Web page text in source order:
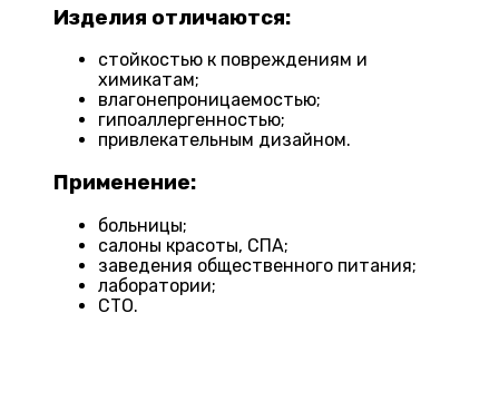
Изделия отличаются:
стойкостью к повреждениям и
химикатам;
влагонепроницаемостью;
гипоаллергенностью;
привлекательным дизайном.
Применение:
больницы;
салоны красоты, СПА;
заведения общественного питания;
лаборатории;
СТО.